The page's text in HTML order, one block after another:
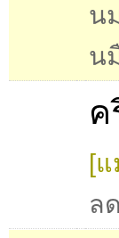
น
น
ค
[แ
ล